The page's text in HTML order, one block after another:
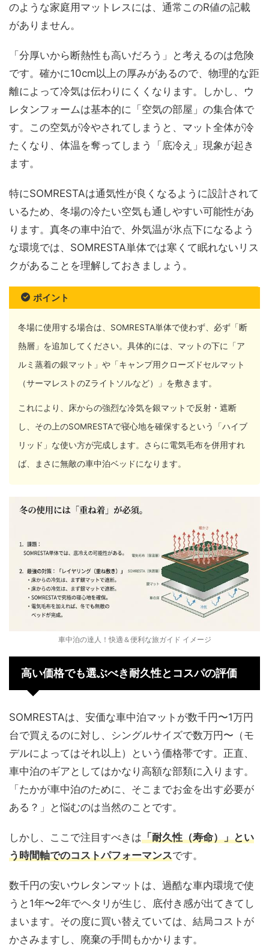
のような家庭用マットレスには、通常このR値の記載
がありません。
「分厚いから断熱性も高いだろう」と考えるのは危険
です。確かに10cm以上の厚みがあるので、物理的な距
離によって冷気は伝わりにくくなります。しかし、ウ
レタンフォームは基本的に「空気の部屋」の集合体で
す。この空気が冷やされてしまうと、マット全体が冷
たくなり、体温を奪ってしまう「底冷え」現象が起き
ます。
特にSOMRESTAは通気性が良くなるように設計されて
いるため、冬場の冷たい空気も通しやすい可能性があ
ります。真冬の車中泊で、外気温が氷点下になるよう
な環境では、SOMRESTA単体では寒くて眠れないリス
クがあることを理解しておきましょう。
ポイント
冬場に使用する場合は、SOMRESTA単体で使わず、必ず「断
熱層」を追加してください。具体的には、マットの下に 「ア
ルミ蒸着の銀マット」や「キャンプ用クローズドセルマット
（サーマレストのZライトソルなど）」 を敷きます。
これにより、床からの強烈な冷気を銀マットで反射・遮断
し、その上のSOMRESTAで寝心地を確保するという「ハイブ
リッド」な使い方が完成します。さらに電気毛布を併用すれ
ば、まさに無敵の車中泊ベッドになります。
車中泊の達人！快適＆便利な旅ガイド イメージ
高い価格でも選ぶべき耐久性とコスパの評価
SOMRESTAは、安価な車中泊マットが数千円〜1万円
台で買えるのに対し、シングルサイズで数万円〜（モ
デルによってはそれ以上）という価格帯です。正直、
車中泊のギアとしてはかなり高額な部類に入ります。
「たかが車中泊のために、そこまでお金を出す必要が
ある？」と悩むのは当然のことです。
しかし、ここで注目すべきは「耐久性（寿命）」とい
う時間軸でのコストパフォーマンスです。
数千円の安いウレタンマットは、過酷な車内環境で使
うと1年〜2年でヘタリが生じ、底付き感が出てきてし
まいます。その度に買い替えていては、結局コストが
かさみますし、廃棄の手間もかかります。